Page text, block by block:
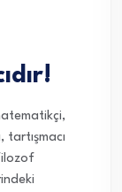
tartışmacı